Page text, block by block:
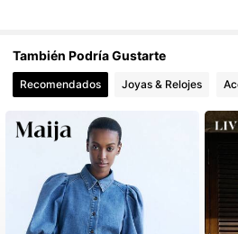
4,81 402K Seguidores
4,81 402K Seguidores
También Podría Gustarte
Recomendados Joyas & Relojes